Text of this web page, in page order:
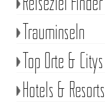
Trauminseln
Top Orte & Citys
Hotels & Resorts